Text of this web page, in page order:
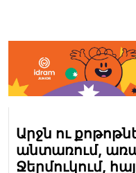
Արջն ու
անտառում,
Ջերմուկում,